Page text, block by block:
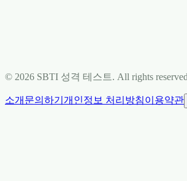
© 2026 SBTI 성격 테스트. All rights
소개 문의하기 개인정보 처리방침이용약관